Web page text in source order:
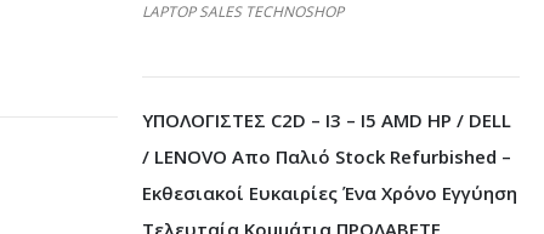
LAPTOP SALES TECHNOSHOP
ΥΠΟΛΟΓΙΣΤΕΣ C2D – I3 – I5 AMD HP / DELL
/ LENOVO Απο Παλιό Stock Refurbished –
Εκθεσιακοί Ευκαιρίες Ένα Χρόνο Εγγύηση
Τελευταία Κομμάτια ΠΡΟΛΑΒΕΤΕ